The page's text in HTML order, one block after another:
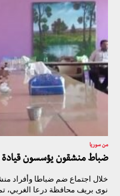
من سوريا
ضباط منشقون يؤسسون قيادة
خلال اجتماع ضم ضباطا وأفراد
نوى بريف محافظة درعا الغربي،